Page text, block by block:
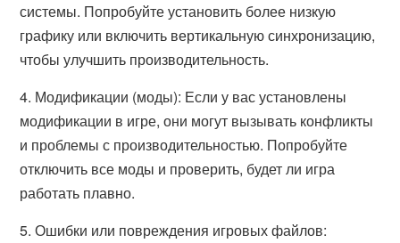
системы. Попробуйте установить более низкую
графику или включить вертикальную синхронизацию,
чтобы улучшить производительность.
4. Модификации (моды): Если у вас установлены
модификации в игре, они могут вызывать конфликты
и проблемы с производительностью. Попробуйте
отключить все моды и проверить, будет ли игра
работать плавно.
5. Ошибки или повреждения игровых файлов: